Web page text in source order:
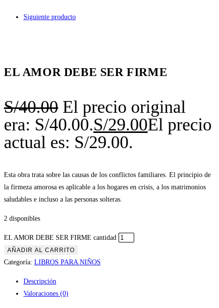
Siguiente producto
EL AMOR DEBE SER FIRME
S/40.00 El precio original
era: S/40.00.S/29.00El precio
actual es: S/29.00.
Esta obra trata sobre las causas de los conflictos familiares. El principio de
la firmeza amorosa es aplicable a los hogares en crisis, a los matrimonios
saludables e incluso a las personas solteras.
2 disponibles
EL AMOR DEBE SER FIRME cantidad
AÑADIR AL CARRITO
Categoría: LIBROS PARA NIÑOS
Descripción
Valoraciones (0)